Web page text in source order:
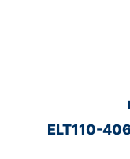
ELT110-